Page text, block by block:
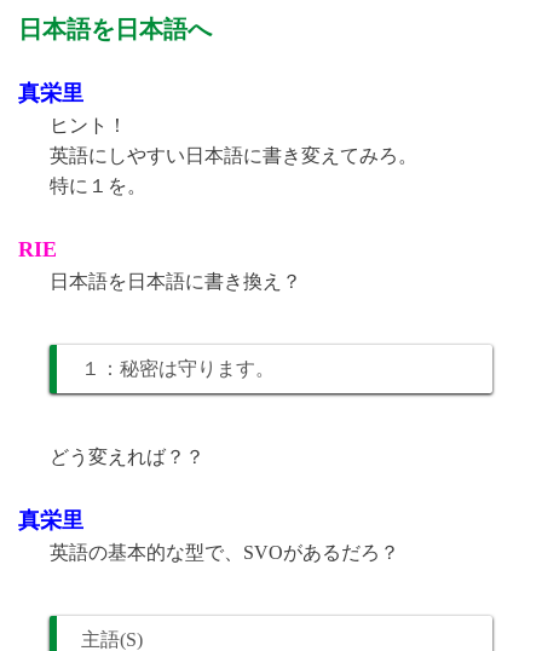
日本語を日本語へ
真栄里
ヒント！
英語にしやすい日本語に書き変えてみろ。
特に１を。
RIE
日本語を日本語に書き換え？
１：秘密は守ります。
どう変えれば？？
真栄里
英語の基本的な型で、SVOがあるだろ？
主語(S)